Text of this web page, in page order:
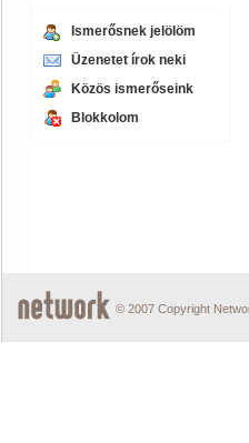
Ismerősnek jelölöm
Üzenetet írok neki
Közös ismerőseink
Blokkolom
© 2007 Copyright